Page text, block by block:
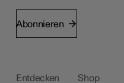
Abonnieren
Entdecken
Shop